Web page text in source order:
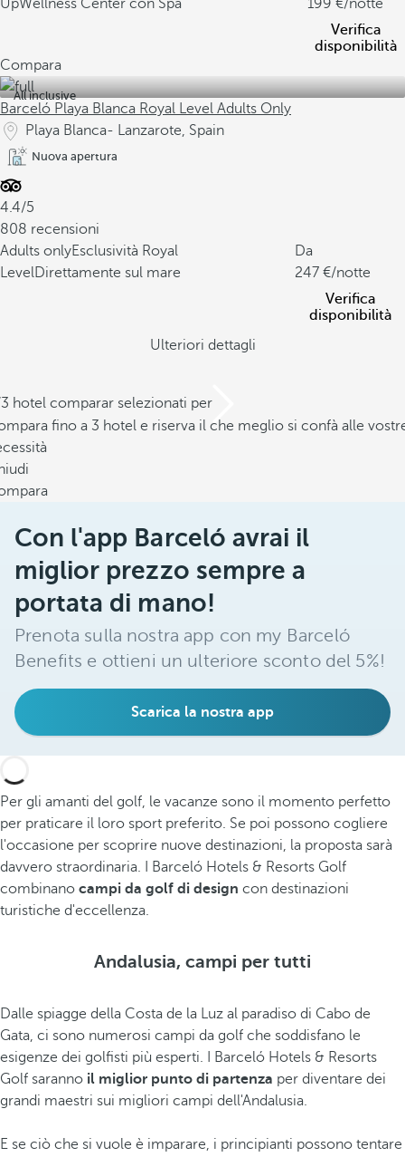
UpWellness Center con Spa
199
/notte
Verifica
disponibilità
Compara
All inclusive
Barceló Playa Blanca Royal Level Adults Only
Playa Blanca- Lanzarote, Spain
Nuova apertura
4.4/5
808 recensioni
Adults onlyEsclusività Royal
LevelDirettamente sul mare
Da
247
/notte
Verifica
disponibilità
Ulteriori dettagli
hotel comparar selezionati per
fino a 3 hotel e riserva il che meglio si confà alle
Con l'app Barceló avrai il
miglior prezzo sempre a
portata di mano!
Prenota sulla nostra app con my Barceló
Benefits e ottieni un ulteriore sconto del 5%!
Scarica la nostra app
Per gli amanti del golf, le vacanze sono il momento perfetto
per praticare il loro sport preferito. Se poi possono cogliere
l'occasione per scoprire nuove destinazioni, la proposta sarà
davvero straordinaria. I Barceló Hotels & Resorts Golf
combinano campi da golf di design con destinazioni
turistiche d'eccellenza.
Andalusia, campi per tutti
Dalle spiagge della Costa de la Luz al paradiso di Cabo de
Gata, ci sono numerosi campi da golf che soddisfano le
esigenze dei golfisti più esperti. I Barceló Hotels & Resorts
Golf saranno il miglior punto di partenza per diventare dei
grandi maestri sui migliori campi dell'Andalusia.
E se ciò che si vuole è imparare, i principianti possono tentare